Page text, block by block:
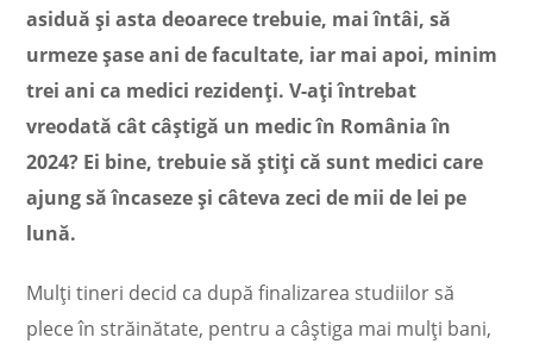
asiduă şi asta deoarece trebuie, mai întâi, să
urmeze șase ani de facultate, iar mai apoi, minim
trei ani ca medici rezidenți. V-ați întrebat
vreodată cât câștigă un medic în România în
2024? Ei bine, trebuie să știți că sunt medici care
ajung să încaseze și câteva zeci de mii de lei pe
lună.
Mulți tineri decid ca după finalizarea studiilor să
plece în străinătate, pentru a câștiga mai mulți bani,